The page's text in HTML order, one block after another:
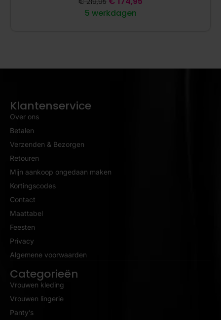
5 werkdagen
Klantenservice
Over ons
Betalen
Verzenden & Bezorgen
Retouren
Mijn aankoop ongedaan maken
Kortingscodes
Contact
Maattabel
Feesten
Privacy
Algemene voorwaarden
Categorieën
Vrouwen kleding
Vrouwen lingerie
Panty’s